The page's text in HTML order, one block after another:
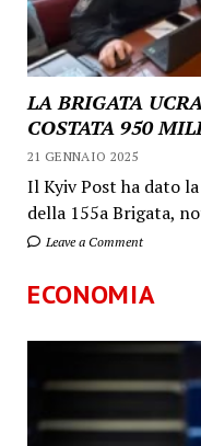
LA BRIGATA
COSTATA 950
21 GENNAIO 2025
Il Kyiv Post ha dato
della 155a Brigata,
Leave a Comment
ECONOMIA